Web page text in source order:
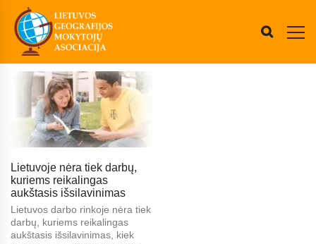
Lietuvoje nėra tiek darbų,
kuriems reikalingas
aukštasis išsilavinimas
Lietuvos darbo rinkoje nėra tiek
darbų, kuriems reikalingas
aukštasis išsilavinimas, kiek